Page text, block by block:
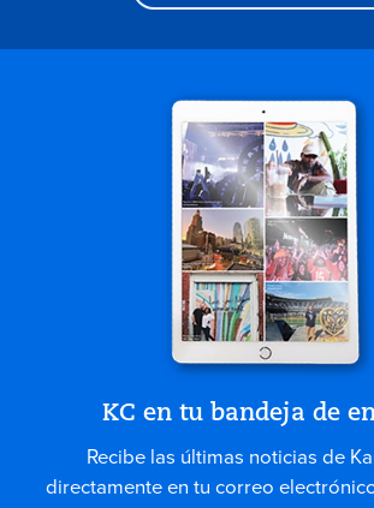
KC en tu bandeja de
Recibe las últimas noticias de
directamente en tu correo